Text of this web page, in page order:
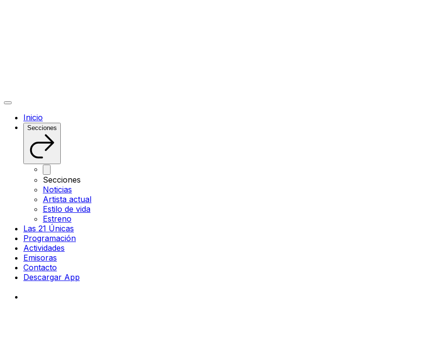
Inicio
Secciones
Secciones
Noticias
Artista actual
Estilo de vida
Estreno
Las 21 Únicas
Programación
Actividades
Emisoras
Contacto
Descargar App